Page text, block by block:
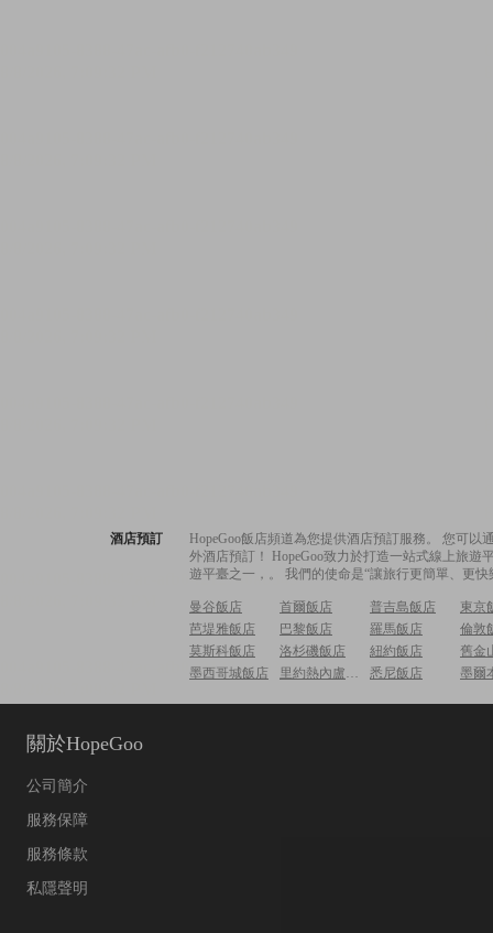
酒店預訂
HopeGoo飯店頻道為您提供酒店預訂服務。 您可
外酒店預訂！ HopeGoo致力於打造一站式線上旅
遊平臺之一，。 我們的使命是“讓旅行更簡單、更
曼谷飯店 首爾飯店 普吉島飯店
東京
芭堤雅飯店
巴黎飯店 羅馬飯店
倫敦
莫斯科飯店
洛杉磯飯店 紐約飯店
舊金
墨西哥城飯店
里約熱內盧飯店 悉尼飯店 墨爾
關於HopeGoo
公司簡介
服務保障
服務條款
私隱聲明